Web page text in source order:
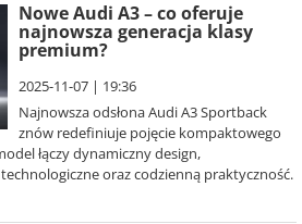
Nowe Audi A3 – co oferuje
najnowsza generacja klasy
premium?
2025-11-07 | 19:36
Najnowsza odsłona Audi A3 Sportback
znów redefiniuje pojęcie kompaktowego
łączy dynamiczny design,
oraz codzienną praktyczność.